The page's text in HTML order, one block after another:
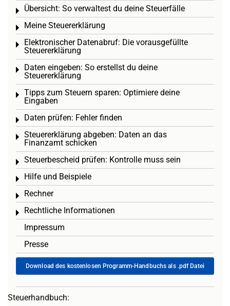
Übersicht: So verwaltest du deine Steuerfälle
Toggle menu
Meine Steuererklärung
Toggle menu
Elektronischer Datenabruf: Die vorausgefüllte
Steuererklärung
Toggle menu
Daten eingeben: So erstellst du deine
Steuererklärung
Toggle menu
Tipps zum Steuern sparen: Optimiere deine
Eingaben
Toggle menu
Daten prüfen: Fehler finden
Toggle menu
Steuererklärung abgeben: Daten an das
Finanzamt schicken
Toggle menu
Steuerbescheid prüfen: Kontrolle muss sein
Toggle menu
Hilfe und Beispiele
Toggle menu
Rechner
Toggle menu
Rechtliche Informationen
Toggle menu
Impressum
Presse
Download des kostenlosen Programm-Handbuchs als .pdf Datei
Steuerhandbuch: